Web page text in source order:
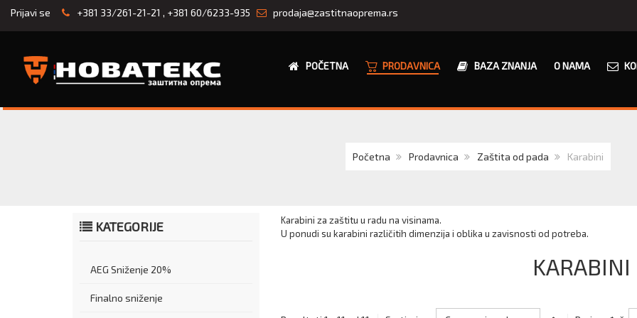
Prijavi se +381 33/261-21-21 , +381 60/6233-935 prodaja@zastitnaoprema.rs
POČETNA PRODAVNICA BAZA ZNANJA O NAMA
Početna Prodavnica Zaštita od pada Karabini
KATEGORIJE
AEG Sniženje 20%
Finalno sniženje
Karabini za zaštitu u radu na visinama.
U ponudi su karabini različitih dimenzija i oblika u zavisnosti od potreba.
KARABINI